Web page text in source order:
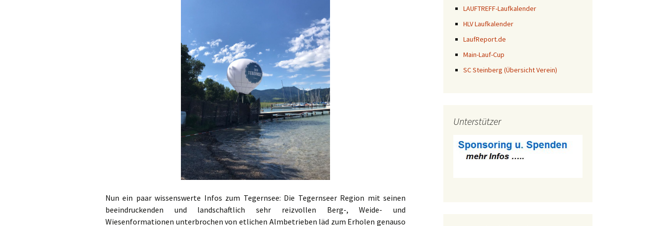
Nun ein paar wissenswerte Infos zum Tegernsee: Die Tegernseer Region mit seinen
beeindruckenden und landschaftlich sehr reizvollen Berg-, Weide- und
Wiesenformationen unterbrochen von etlichen Almbetrieben läd zum Erholen genauso
LAUFTREFF-Laufkalender
HLV Laufkalender
LaufReport.de
Main-Lauf-Cup
SC Steinberg (Übersicht Verein)
Unterstützer